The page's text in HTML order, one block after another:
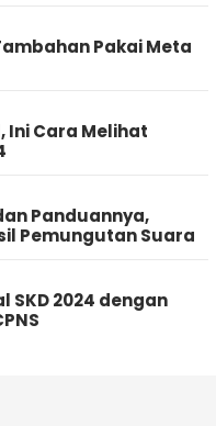
Pakai Meta
Ini Cara Melihat
Panduannya,
Pemungutan Suara
SKD 2024 dengan